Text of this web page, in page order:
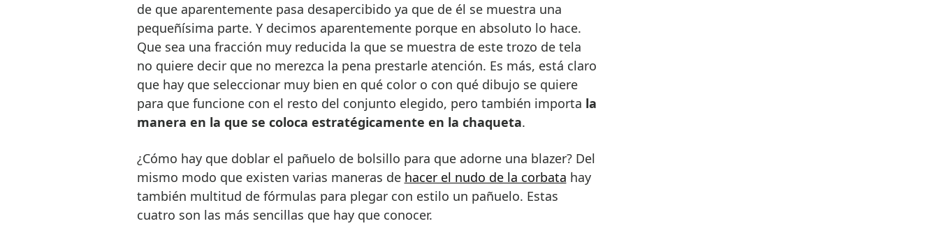
de que aparentemente pasa desapercibido ya que de él se muestra una
pequeñísima parte. Y decimos aparentemente porque en absoluto lo hace.
Que sea una fracción muy reducida la que se muestra de este trozo de tela
no quiere decir que no merezca la pena prestarle atención. Es más, está claro
que hay que seleccionar muy bien en qué color o con qué dibujo se quiere
para que funcione con el resto del conjunto elegido, pero también importa la
manera en la que se coloca estratégicamente en la chaqueta.
¿Cómo hay que doblar el pañuelo de bolsillo para que adorne una blazer? Del
mismo modo que existen varias maneras de hacer el nudo de la corbata hay
también multitud de fórmulas para plegar con estilo un pañuelo. Estas
cuatro son las más sencillas que hay que conocer.